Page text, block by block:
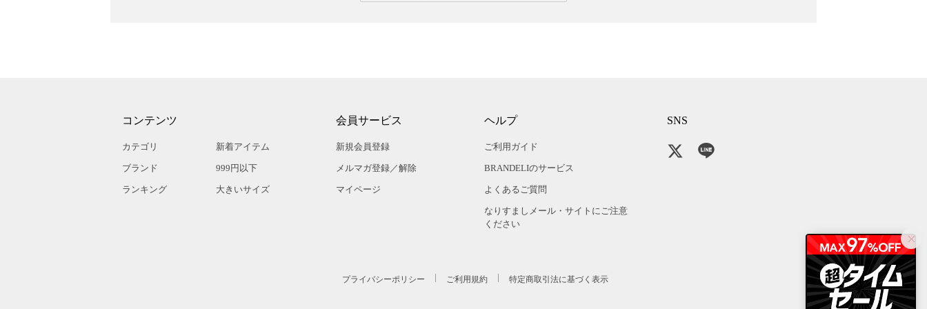
コンテンツ
カテゴリ
ブランド
ランキング
新着アイテム
999円以下
大きいサイズ
会員サービス
新規会員登録
メルマガ登録／解除
マイページ
ヘルプ
ご利用ガイド
BRANDELIのサービス
よくあるご質問
なりすましメール・サイトにご注意
ください
SNS
プライバシーポリシー ご利用規約 特定商取引法に基づく表示